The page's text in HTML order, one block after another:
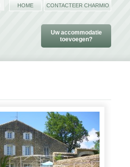
Uw accommodatie
toevoegen?
HOME CONTACTEER CHARMIO